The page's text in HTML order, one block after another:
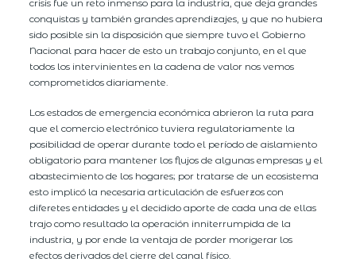
crisis fue un reto inmenso para la industria, que deja grandes
conquistas y también grandes aprendizajes, y que no hubiera
sido posible sin la disposición que siempre tuvo el Gobierno
Nacional para hacer de esto un trabajo conjunto, en el que
todos los intervinientes en la cadena de valor nos vemos
comprometidos diariamente.
Los estados de emergencia económica abrieron la ruta para
que el comercio electrónico tuviera regulatoriamente la
posibilidad de operar durante todo el período de aislamiento
obligatorio para mantener los flujos de algunas empresas y el
abastecimiento de los hogares; por tratarse de un ecosistema
esto implicó la necesaria articulación de esfuerzos con
diferetes entidades y el decidido aporte de cada una de ellas
trajo como resultado la operación inniterrumpida de la
industria, y por ende la ventaja de porder morigerar los
efectos derivados del cierre del canal físico.